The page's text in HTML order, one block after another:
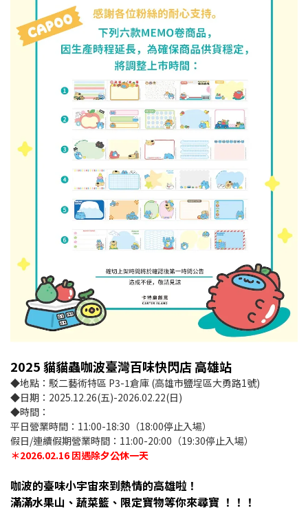
2025 貓貓蟲咖波臺灣百味快閃店 高雄站
◆地點：駁二藝術特區 P3-1倉庫 (高雄市鹽埕區大勇路1號)
◆日期：2025.12.26(五)-2026.02.22(日)
◆時間：
平日營業時間：11:00-18:30（18:00停止入場）
假日/連續假期營業時間：11:00-20:00（19:30停止入場）
＊2026.02.16 因遇除夕公休一天
咖波的臺味小宇宙來到熱情的高雄啦！
滿滿水果山、蔬菜籃、限定寶物等你來尋寶 ！！！